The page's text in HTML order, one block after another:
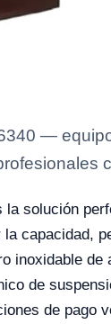
—
la solución
capacidad,
inoxidable
de
de pago